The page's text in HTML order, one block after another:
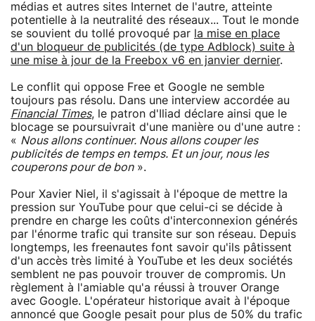
médias et autres sites Internet de l'autre, atteinte
potentielle à la neutralité des réseaux... Tout le monde
se souvient du tollé provoqué par la mise en place
d'un bloqueur de publicités (de type Adblock) suite à
une mise à jour de la Freebox v6 en janvier dernier.
Le conflit qui oppose Free et Google ne semble
toujours pas résolu. Dans une interview accordée au
Financial Times, le patron d'Iliad déclare ainsi que le
blocage se poursuivrait d'une manière ou d'une autre :
« Nous allons continuer. Nous allons couper les
publicités de temps en temps. Et un jour, nous les
couperons pour de bon».
Pour Xavier Niel, il s'agissait à l'époque de mettre la
pression sur YouTube pour que celui-ci se décide à
prendre en charge les coûts d'interconnexion générés
par l'énorme trafic qui transite sur son réseau. Depuis
longtemps, les freenautes font savoir qu'ils pâtissent
d'un accès très limité à YouTube et les deux sociétés
semblent ne pas pouvoir trouver de compromis. Un
règlement à l'amiable qu'a réussi à trouver Orange
avec Google. L'opérateur historique avait à l'époque
annoncé que Google pesait pour plus de 50% du trafic